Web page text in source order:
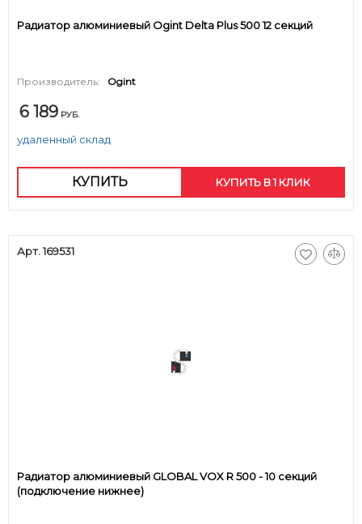
Радиатор алюминиевый Ogint Delta Plus 500 12 секций
Производитель: Ogint
6 189 РУБ.
удаленный склад
КУПИТЬ КУПИТЬ В 1 КЛИК
Арт. 169531
Радиатор алюминиевый GLOBAL VOX R 500 - 10 секций
(подключение нижнее)